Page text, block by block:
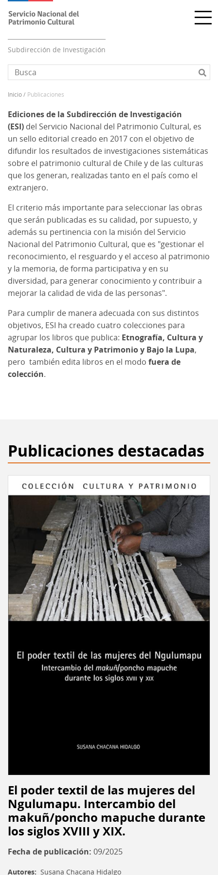
principal
Subdirección de Investigación
enlaces
de
ayuda
a
la
navegación
inicio publicaciones
Ediciones de la Subdirección de Investigación
(ESI) del Servicio Nacional del Patrimonio Cultural, es
un sello editorial creado en 2017 con el objetivo de
difundir los resultados de investigaciones sistemáticas
sobre el patrimonio cultural de Chile y de las culturas
que los generan, realizadas tanto en el país como el
extranjero.
El criterio más importante para seleccionar las obras
que serán publicadas es su calidad, por supuesto, y
además su pertinencia con la misión del Servicio
Nacional del Patrimonio Cultural, que es "gestionar el
reconocimiento, el resguardo y el acceso al patrimonio
y la memoria, de forma participativa y en su
diversidad, para generar conocimiento y contribuir a
mejorar la calidad de vida de las personas".
Para cumplir de manera adecuada con sus distintos
objetivos, ESI ha creado cuatro colecciones para
agrupar los libros que publica: Etnografía, Cultura y
Naturaleza, Cultura y Patrimonio y Bajo la Lupa,
pero también edita libros en el modo fuera de
colección.
Publicaciones destacadas
El poder textil de las mujeres del
Ngulumapu. Intercambio del
makuñ/poncho mapuche durante
los siglos XVIII y XIX.
Fecha de publicación 09/2025
Autores Susana Chacana Hidalgo